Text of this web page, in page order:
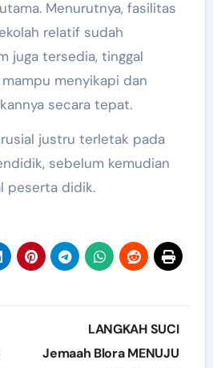
Menurutnya, fasilitas
relatif sudah
juga tersedia, tinggal
menyikapi dan
secara tepat.
justru terletak pada
sebelum kemudian
peserta didik.
LANGKAH SUCI
Jemaah Blora MENUJU